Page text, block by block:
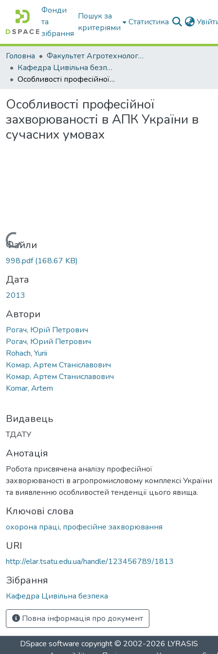
Фонди
та
зібрання
Пошук за
критеріями
Статистика
Головна
Факультет Агротехнологій та екології
Кафедра Цивільна безпека
Особливості професійної захворюваності в АПК України в сучасних умовах
Особливості професійної
захворюваності в АПК України в
сучасних умовах
Вантажиться...
Файли
998.pdf(168.67 KB)
Дата
2013
Автори
Рогач, Юрій Петрович
Рогач, Юрий Петрович
Rohach, Yurii
Комар, Артем Станіславович
Комар, Артем Станиславович
Komar, Artem
Видавець
ТДАТУ
Анотація
Робота присвячена аналізу професійної
захворюваності в агропромисловому комплексі України
та виявленню особливостей тенденції цього явища.
Ключові слова
охорона праці, професійне захворювання
URI
http://elar.tsatu.edu.ua/handle/123456789/1813
Зібрання
Кафедра Цивільна безпека
Повна інформація про документ
DSpace software copyright © 2002-2026 LYRASIS